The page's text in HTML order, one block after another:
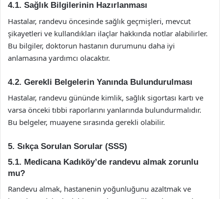
4.1. Sağlık Bilgilerinin Hazırlanması
Hastalar, randevu öncesinde sağlık geçmişleri, mevcut
şikayetleri ve kullandıkları ilaçlar hakkında notlar alabilirler.
Bu bilgiler, doktorun hastanın durumunu daha iyi
anlamasına yardımcı olacaktır.
4.2. Gerekli Belgelerin Yanında Bulundurulması
Hastalar, randevu gününde kimlik, sağlık sigortası kartı ve
varsa önceki tıbbi raporlarını yanlarında bulundurmalıdır.
Bu belgeler, muayene sırasında gerekli olabilir.
5. Sıkça Sorulan Sorular (SSS)
5.1. Medicana Kadıköy’de randevu almak zorunlu
mu?
Randevu almak, hastanenin yoğunluğunu azaltmak ve